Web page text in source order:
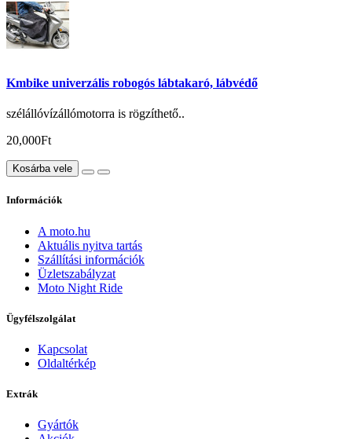
Kmbike univerzális robogós lábtakaró, lábvédő
szélállóvízállómotorra is rögzíthető..
20,000Ft
Kosárba vele
Információk
A moto.hu
Aktuális nyitva tartás
Szállítási információk
Üzletszabályzat
Moto Night Ride
Ügyfélszolgálat
Kapcsolat
Oldaltérkép
Extrák
Gyártók